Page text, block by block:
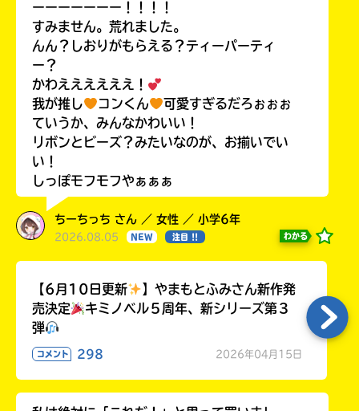
ーーーーーーー！！！！
すみません。荒れました。
んん？しおりがもらえる？ティーパーティ
ー？
かわええええええ！
我が推し
コンくん
可愛すぎるだろぉぉぉ
ていうか、みんなかわいい！
リボンとビーズ？みたいなのが、お揃いでい
い！
しっぽモフモフやぁぁぁ
ちーちっち さん ／ 女性 ／ 小学6年
2026.08.05 NEW 注目 !! わかる
【6月10日更新
】やまもとふみさん新作発
売決定
キミノベル５周年、新シリーズ第３
弾
コメント 298 2026年04月15日